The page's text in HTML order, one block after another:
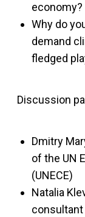
economy?
Why do
demand
fledged
Discussion
Dmitry
of the UN
(UNECE)
Natalia
consultant